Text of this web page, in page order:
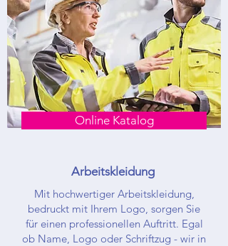
Online Katalog
Arbeitskleidung
Mit hochwertiger Arbeitskleidung,
bedruckt mit Ihrem Logo, sorgen Sie
für einen professionellen Auftritt. Egal
ob Name, Logo oder Schriftzug - wir in